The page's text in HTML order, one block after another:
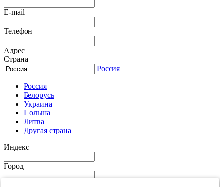
E-mail
Телефон
Адрес
Страна
Россия
Россия
Белорусь
Украина
Польша
Литва
Другая страна
Индекс
Город